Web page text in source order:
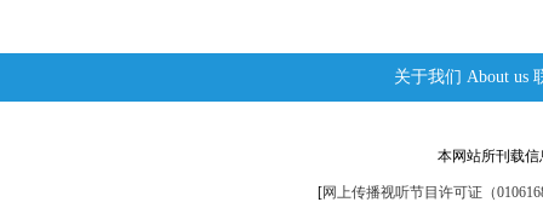
关于我们 About us
本网站所刊载
[网上传播视听节目许可证（